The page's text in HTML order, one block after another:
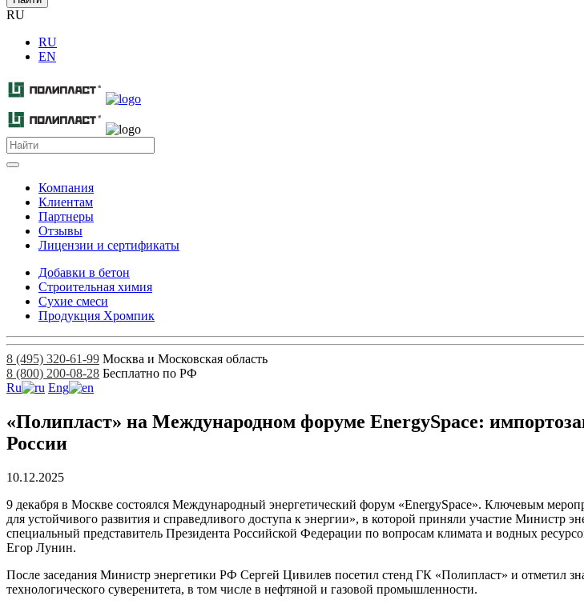
RU
RU
EN
Компания
Клиентам
Партнеры
Отзывы
Лицензии и сертификаты
Добавки в бетон
Строительная химия
Сухие смеси
Продукция Хромпик
8 (495) 320-61-99 Москва и Московская область
8 (800) 200-08-28 Бесплатно по РФ
Ru
Eng
«Полипласт» на Международном форуме EnergySpace:
России
10.12.2025
9 декабря в Москве состоялся Международный энергетический форум «EnergySpacе». Ключевым
для устойчивого развития и справедливого доступа к энергии», в которой приняли участие
специальный представитель Президента Российской Федерации по вопросам климата и водных
Егор Лунин.
После заседания Министр энергетики РФ Сергей Цивилев посетил стенд ГК «Полипласт» и отметил
технологического суверенитета, в том числе в нефтяной и газовой промышленности.